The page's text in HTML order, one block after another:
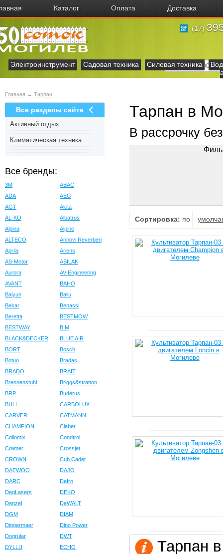
Каталог Оплата Доставка
(17)
Электроинструмент Садовая техника Силовая техника
Главная → Тарпан
Все разделы сайта
Активный отдых
Климатическая техника
Все бренды:
3M
ABAC
ADA
AEG
AGT
Akita
AL-KO
Albatros
Alpina
Alpine
ALTECO
Annovi Reverberi
Aprila
Ariens
AS-Motor
ASILAK
Aurora
AV Engineering
AVANT
BAHO
Baiyun
Ballu
Bekar
Benassi
Beretta
BESTMOW
BESTWAY
BIM
BLACK&DECKER
BLUE AIR
BORT
Bosch
Botuo
Bradas
BRADO
BRAIT
Brennenstuhl
Briggs&stratton
BRP
Buderus
BULL
CARBOLUX
CARVER
CATMANN
CHAMPION
Claber
Collomix
Condtrol
Cramer
Crossjet
CROWN
Cub Cadet
DAEWOO
DAJO
DARC
Defro
DegLasers
DEKO
Denzel
DeWALT
DGM
DIAM
Diggermaer
Dino Power
Dogrular
DWT
DYLLU
ECHO
Тарпан в
В рассрочку
Сортировка: по
Тарпан